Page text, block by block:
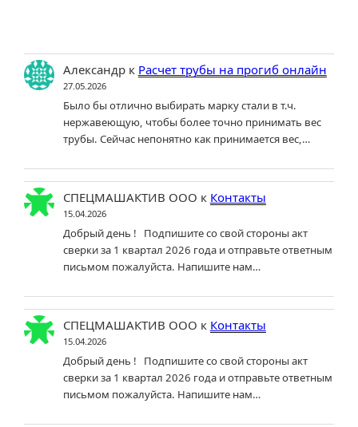
Александрк Расчет трубы на прогиб онлайн
27.05.2026
Было бы отлично выбирать марку стали в т.ч.
нержавеющую, чтобы более точно принимать вес
трубы. Сейчас непонятно как принимается вес,…
СПЕЦМАШАКТИВ ООО к Контакты
15.04.2026
Добрый день ! Подпишите со свой стороны акт
сверки за 1 квартал 2026 года и отправьте ответным
письмом пожалуйста. Напишите нам…
СПЕЦМАШАКТИВ ООО к Контакты
15.04.2026
Добрый день ! Подпишите со свой стороны акт
сверки за 1 квартал 2026 года и отправьте ответным
письмом пожалуйста. Напишите нам…